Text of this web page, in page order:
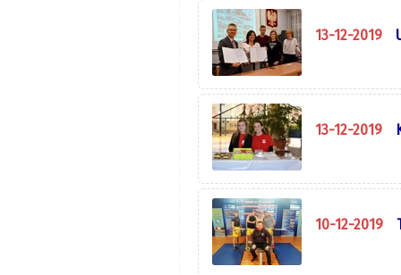
13-12-2019
13-12-2019
10-12-2019